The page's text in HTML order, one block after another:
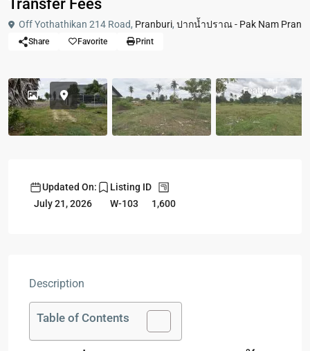
Transfer Fees
Off Yothathikan 214 Road, Pranburi, ปากน้ำปราณ - Pak Nam Pran
Share Favorite Print
Featured
Updated On:
July 21, 2026
Listing ID
W-103
1,600
Description
Table of Contents